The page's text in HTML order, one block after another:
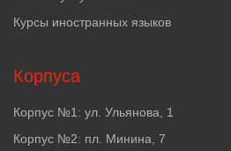
Курсы иностранных языков
Корпуса
Корпус №1: ул. Ульянова, 1
Корпус №2: пл. Минина, 7